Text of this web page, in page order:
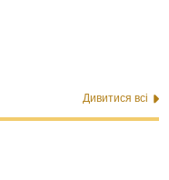
Дивитися всі